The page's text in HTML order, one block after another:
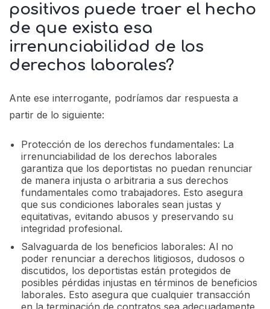
positivos puede traer el hecho
de que exista esa
irrenunciabilidad de los
derechos laborales?
Ante ese interrogante, podríamos dar respuesta a
partir de lo siguiente:
Protección de los derechos fundamentales: La
irrenunciabilidad de los derechos laborales
garantiza que los deportistas no puedan renunciar
de manera injusta o arbitraria a sus derechos
fundamentales como trabajadores. Esto asegura
que sus condiciones laborales sean justas y
equitativas, evitando abusos y preservando su
integridad profesional.
Salvaguarda de los beneficios laborales: Al no
poder renunciar a derechos litigiosos, dudosos o
discutidos, los deportistas están protegidos de
posibles pérdidas injustas en términos de beneficios
laborales. Esto asegura que cualquier transacción
en la terminación de contratos sea adecuadamente